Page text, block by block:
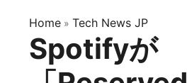
Home » Tech News JP
Spotifyが